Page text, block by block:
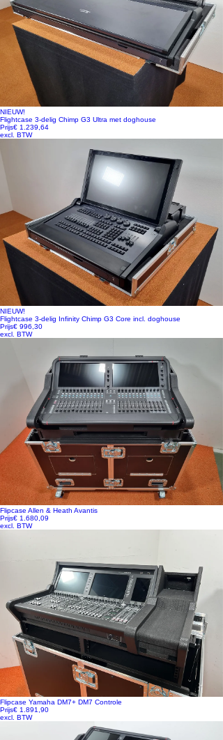
NIEUW!
Flightcase 3-delig Chimp G3 Ultra met doghouse
Prijs€ 1.239,64
excl. BTW
NIEUW!
Flightcase 3-delig Infinity Chimp G3 Core incl. doghouse
Prijs€ 996,30
excl. BTW
Flipcase Allen & Heath Avantis
Prijs€ 1.680,09
excl. BTW
Flipcase Yamaha DM7+ DM7 Controle
Prijs€ 1.891,90
excl. BTW